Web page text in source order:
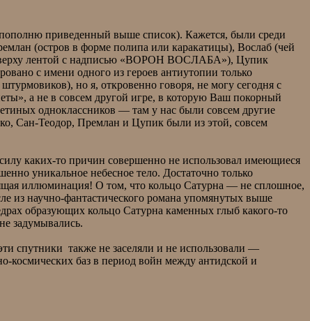
приведенный выше список). Кажется, были среди
(остров в форме полипа или каракатицы), Вослаб (чей
сверху лентой с надписью «ВОРОН ВОСЛАБА»), Цупик
с имени одного из героев антиутопии только
но я, откровенно говоря, не могу сегодня с
а не в совсем другой игре, в которую Ваш покорный
одноклассников — там у нас были совсем другие
Сан-Теодор, Премлан и Цупик были из этой, совсем
каких-то причин совершенно не использовал имеющиеся
уникальное небесное тело. Достаточно только
иллюминация! О том, что кольцо Сатурна — не сплошное,
из научно-фантастического романа упомянутых выше
образующих кольцо Сатурна каменных глыб какого-то
задумывались.
спутники также не заселяли и не использовали —
космических баз в период войн между антидской и